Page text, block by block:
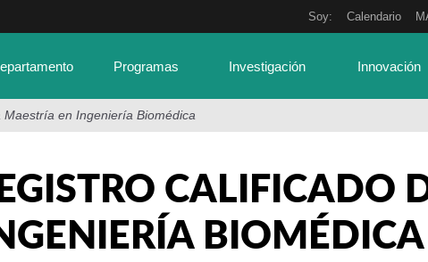
Soy: Calendario
Programas Investigación Innovación
en Ingeniería Biomédica
CALIFICADO
BIOMÉDICA